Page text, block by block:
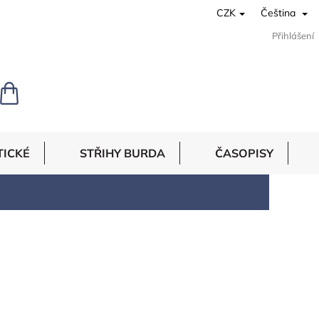
CZK Čeština
Přihlášení
NÁKUPNÍ
KOŠÍK
STŘIHY BURDA ČASOPISY